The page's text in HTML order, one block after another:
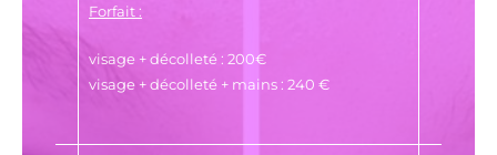
Forfait :
visage + décolleté : 200€
visage + décolleté + mains : 240 €